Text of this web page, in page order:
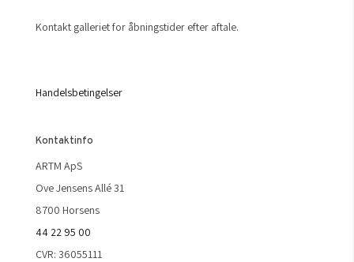
Kontakt galleriet for åbningstider efter aftale.
Handelsbetingelser
Kontaktinfo
ARTM ApS
Ove Jensens Allé 31
8700 Horsens
44 22 95 00
CVR: 36055111